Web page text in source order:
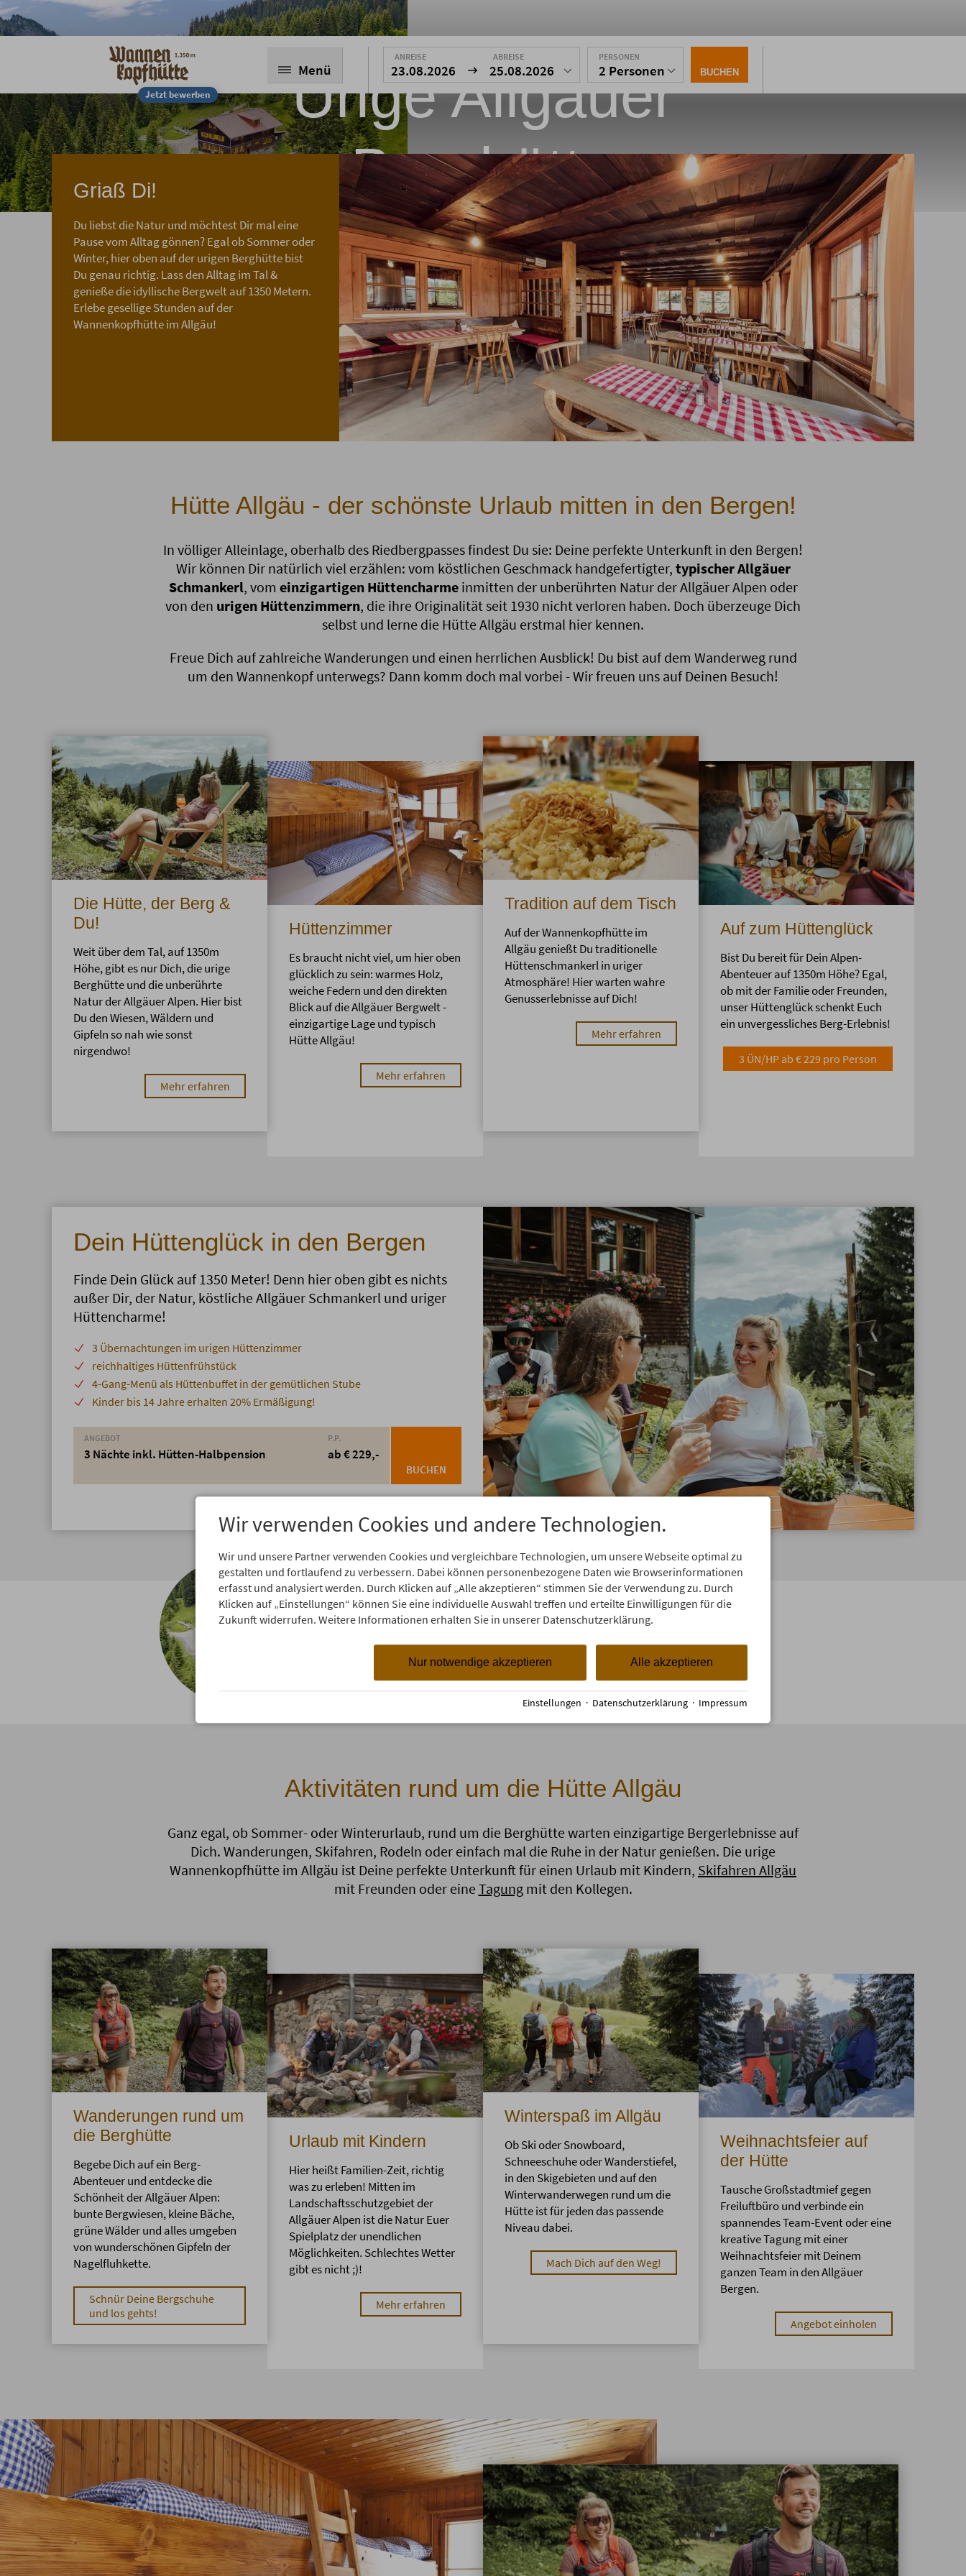
Jetzt bewerben
Menü
ANREISE
23.08.2026
ABREISE
25.08.2026
PERSONEN
2 Personen BUCHEN
Urige Allgäuer
Berghütte
Urlaub auf 1350 m bei Oberstdorf
Griaß Di!
Du liebst die Natur und möchtest Dir mal eine
Pause vom Alltag gönnen? Egal ob Sommer oder
Winter, hier oben auf der urigen Berghütte bist
Du genau richtig. Lass den Alltag im Tal &
genieße die idyllische Bergwelt auf 1350 Metern.
Erlebe gesellige Stunden auf der
Wannenkopfhütte im Allgäu!
Hütte Allgäu - der schönste Urlaub mitten in den Bergen!
In völliger Alleinlage, oberhalb des Riedbergpasses findest Du sie: Deine perfekte Unterkunft in den Bergen!
Wir können Dir natürlich viel erzählen: vom köstlichen Geschmack handgefertigter, typischer Allgäuer
Schmankerl, vom einzigartigen Hüttencharmeinmitten der unberührten Natur der Allgäuer Alpen oder
von den urigen Hüttenzimmern, die ihre Originalität seit 1930 nicht verloren haben. Doch überzeuge Dich
selbst und lerne die Hütte Allgäu erstmal hier kennen.
Freue Dich auf zahlreiche Wanderungen und einen herrlichen Ausblick! Du bist auf dem Wanderweg rund
um den Wannenkopf unterwegs? Dann komm doch mal vorbei - Wir freuen uns auf Deinen Besuch!
Die Hütte, der Berg &
Du!
Weit über dem Tal, auf 1350m
Höhe, gibt es nur Dich, die urige
Berghütte und die unberührte
Natur der Allgäuer Alpen. Hier bist
Du den Wiesen, Wäldern und
Gipfeln so nah wie sonst
nirgendwo!
Mehr erfahren
Hüttenzimmer
Es braucht nicht viel, um hier oben
glücklich zu sein: warmes Holz,
weiche Federn und den direkten
Blick auf die Allgäuer Bergwelt -
einzigartige Lage und typisch
Hütte Allgäu!
Mehr erfahren
Tradition auf dem Tisch
Auf der Wannenkopfhütte im
Allgäu genießt Du traditionelle
Hüttenschmankerl in uriger
Atmosphäre! Hier warten wahre
Genusserlebnisse auf Dich!
Mehr erfahren
Auf zum Hüttenglück
Bist Du bereit für Dein Alpen-
Abenteuer auf 1350m Höhe? Egal,
ob mit der Familie oder Freunden,
unser Hüttenglück schenkt Euch
ein unvergessliches Berg-Erlebnis!
3 ÜN/HP ab € 229 pro Person
Dein Hüttenglück in den Bergen
Finde Dein Glück auf 1350 Meter! Denn hier oben gibt es nichts
außer Dir, der Natur, köstliche Allgäuer Schmankerl und uriger
Hüttencharme!
3 Übernachtungen im urigen Hüttenzimmer
reichhaltiges Hüttenfrühstück
4-Gang-Menü als Hüttenbuffet in der gemütlichen Stube
Kinder bis 14 Jahre erhalten 20% Ermäßigung!
ANGEBOT
3 Nächte inkl. Hütten-Halbpension
P.P.
ab € 229,-
BUCHEN
Für die meisten Gäste ist eine
Hüttenübernachtung nicht einfach nur ein
Urlaub, sondern ein echtes Erlebnis!
Aktivitäten rund um die Hütte Allgäu
Ganz egal, ob Sommer- oder Winterurlaub, rund um die Berghütte warten einzigartige Bergerlebnisse auf
Dich. Wanderungen, Skifahren, Rodeln oder einfach mal die Ruhe in der Natur genießen. Die urige
Wannenkopfhütte im Allgäu ist Deine perfekte Unterkunft für einen Urlaub mit Kindern, Skifahren Allgäu
mit Freunden oder eine Tagungmit den Kollegen.
Wanderungen rund um
die Berghütte
Begebe Dich auf ein Berg-
Abenteuer und entdecke die
Schönheit der Allgäuer Alpen:
bunte Bergwiesen, kleine Bäche,
grüne Wälder und alles umgeben
von wunderschönen Gipfeln der
Nagelfluhkette.
Schnür Deine Bergschuhe
und los gehts!
Urlaub mit Kindern
Hier heißt Familien-Zeit, richtig
was zu erleben! Mitten im
Landschaftsschutzgebiet der
Allgäuer Alpen ist die Natur Euer
Spielplatz der unendlichen
Möglichkeiten. Schlechtes Wetter
gibt es nicht ;)!
Mehr erfahren
Winterspaß im Allgäu
Ob Ski oder Snowboard,
Schneeschuhe oder Wanderstiefel,
in den Skigebieten und auf den
Winterwanderwegen rund um die
Hütte ist für jeden das passende
Niveau dabei.
Mach Dich auf den Weg!
Weihnachtsfeier auf
der Hütte
Tausche Großstadtmief gegen
Freiluftbüro und verbinde ein
spannendes Team-Event oder eine
kreative Tagung mit einer
Weihnachtsfeier mit Deinem
ganzen Team in den Allgäuer
Bergen.
Angebot einholen
Wir verwenden Cookies und andere Technologien.
Wir und unsere Partner verwenden Cookies und vergleichbare Technologien, um unsere Webseite optimal zu
gestalten und fortlaufend zu verbessern. Dabei können personenbezogene Daten wie Browserinformationen
erfasst und analysiert werden. Durch Klicken auf „Alle akzeptieren“ stimmen Sie der Verwendung zu. Durch
Klicken auf „Einstellungen“ können Sie eine individuelle Auswahl treffen und erteilte Einwilligungen für die
Zukunft widerrufen. Weitere Informationen erhalten Sie in unserer Datenschutzerklärung.
Alle akzeptieren
Nur notwendige akzeptieren
Einstellungen · Datenschutzerklärung · Impressum